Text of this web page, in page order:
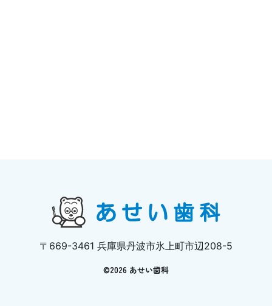
〒669-3461 兵庫県丹波市氷上町市辺208-5
©2026 あせい歯科